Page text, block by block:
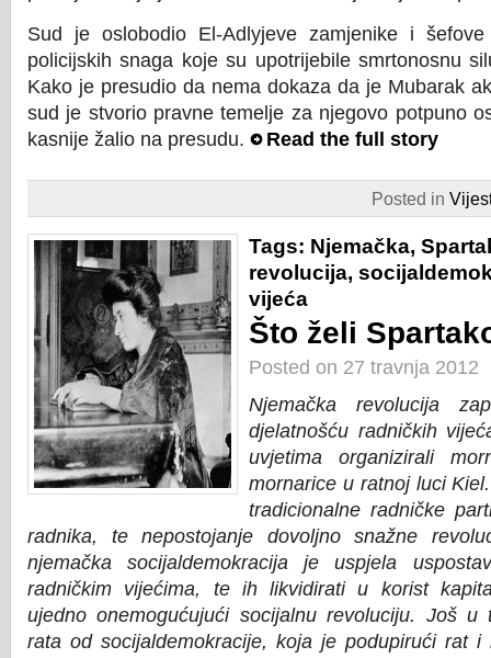
Sud je oslobodio El-Adlyjeve zamjenike i
policijskih snaga koje su upotrijebile smrtonosnu
Kako je presudio da nema dokaza da je Mubarak
sud je stvorio pravne temelje za njegovo potpuno
kasnije žalio na presudu.
Read the full story
Posted in
Tags: Njemačka,
revolucija,
vijeća
Što želi
Posted on 27 travnja 2012
Njemačka revolucija
djelatnošću radničkih
uvjetima organizirali
mornarice u ratnoj luci
tradicionalne radničke
radnika, te nepostojanje dovoljno snažne
njemačka socijaldemokracija je uspjela
radničkim vijećima, te ih likvidirati u korist
ujedno onemogućujući socijalnu revoluciju. Još u
rata od socijaldemokracije, koja je podupirući rat i